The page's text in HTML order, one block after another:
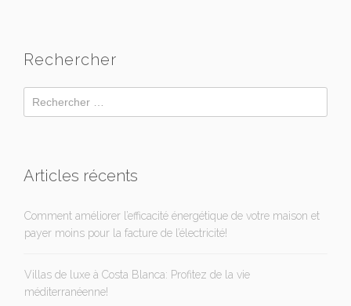
Rechercher
Articles récents
Comment améliorer l’efficacité énergétique de votre maison et
payer moins pour la facture de l’électricité!
Villas de luxe à Costa Blanca: Profitez de la vie
méditerranéenne!